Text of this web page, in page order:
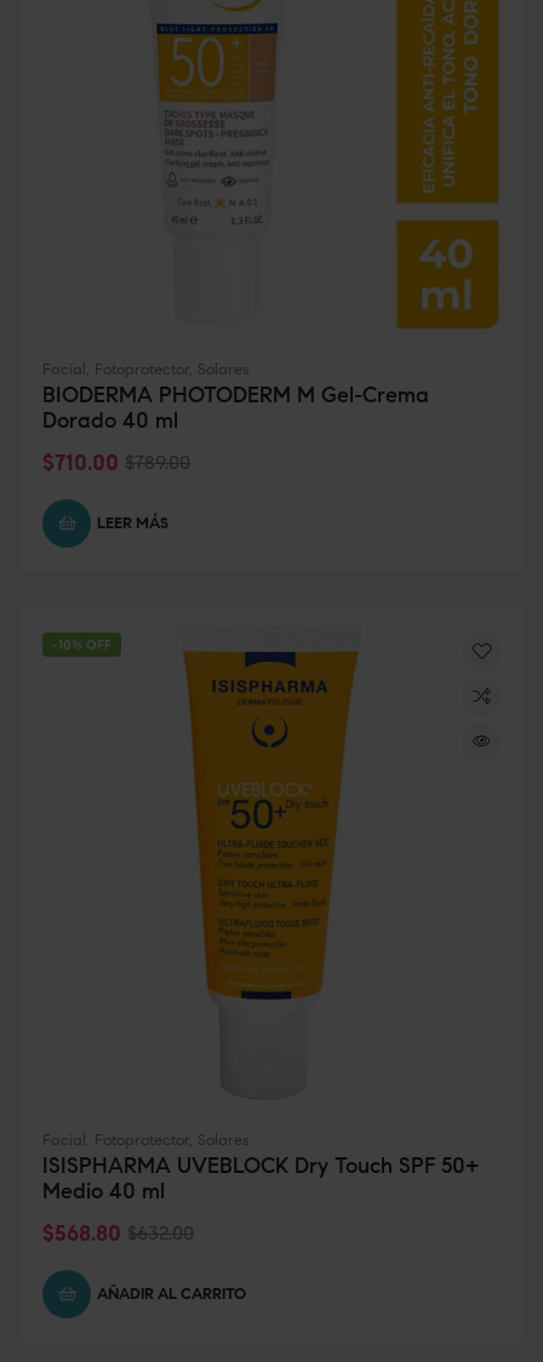
Facial, Fotoprotector, Solares
BIODERMA PHOTODERM M Gel-Crema
Dorado 40 ml
$789.00
$710.00
LEER MÁS
-10% OFF
Facial, Fotoprotector, Solares
ISISPHARMA UVEBLOCK Dry Touch SPF 50+
Medio 40 ml
$632.00
$568.80
AÑADIR AL CARRITO